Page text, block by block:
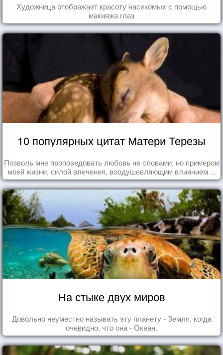
Художница отображает красоту насекомых с помощью
макияжа глаз
10 популярных цитат Матери Терезы
Позволь мне проповедовать любовь не словами, но примером
моей жизни, силой влечения, воодушевляющим влиянием ...
На стыке двух миров
Довольно неуместно называть эту планету - Земля, когда
очевидно, что она - Океан.